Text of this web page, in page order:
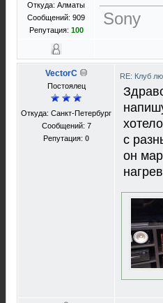
Откуда: Алматы
Сообщений: 909
Репутация: 100
Sony
VectorC
Постоялец
Откуда: Санкт-Петербург
Сообщений: 7
Репутация: 0
RE: Клуб
c
он